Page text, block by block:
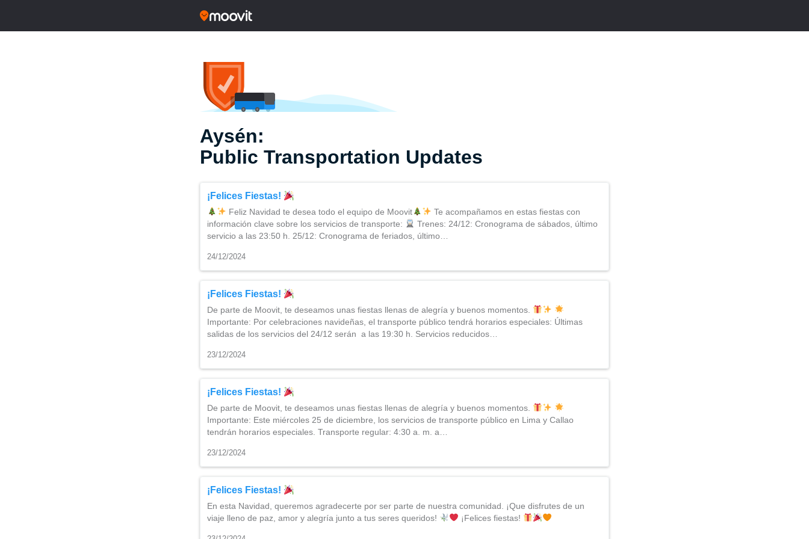
Aysén:
Public Transportation Updates
¡Felices Fiestas!
Feliz Navidad te desea todo el equipo de Moovit
Te acompañamos en estas fiestas con
información clave sobre los servicios de transporte:
Trenes: 24/12: Cronograma de sábados, último
servicio a las 23:50 h. 25/12: Cronograma de feriados, último…
24/12/2024
¡Felices Fiestas!
De parte de Moovit, te deseamos unas fiestas llenas de alegría y buenos momentos.
Importante: Por celebraciones navideñas, el transporte público tendrá horarios especiales: Últimas
salidas de los servicios del 24/12 serán a las 19:30 h. Servicios reducidos…
23/12/2024
¡Felices Fiestas!
De parte de Moovit, te deseamos unas fiestas llenas de alegría y buenos momentos.
Importante: Este miércoles 25 de diciembre, los servicios de transporte público en Lima y Callao
tendrán horarios especiales. Transporte regular: 4:30 a. m. a…
23/12/2024
¡Felices Fiestas!
En esta Navidad, queremos agradecerte por ser parte de nuestra comunidad. ¡Que disfrutes de un
viaje lleno de paz, amor y alegría junto a tus seres queridos!
¡Felices fiestas!